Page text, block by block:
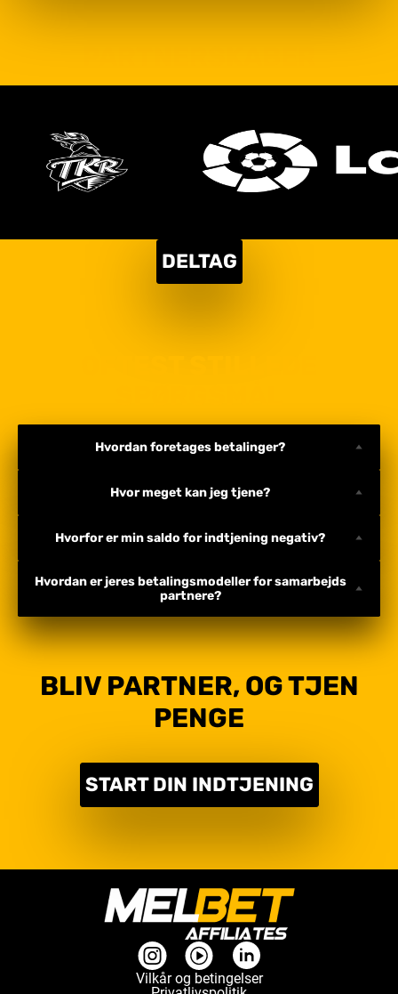
DELTAG
Hvordan foretages betalinger?
Hvor meget kan jeg tjene?
Hvorfor er min saldo for indtjening negativ?
Hvordan er jeres betalingsmodeller for samarbejds
partnere?
BLIV PARTNER, OG TJEN
PENGE
START DIN INDTJENING
Vilkår og betingelser